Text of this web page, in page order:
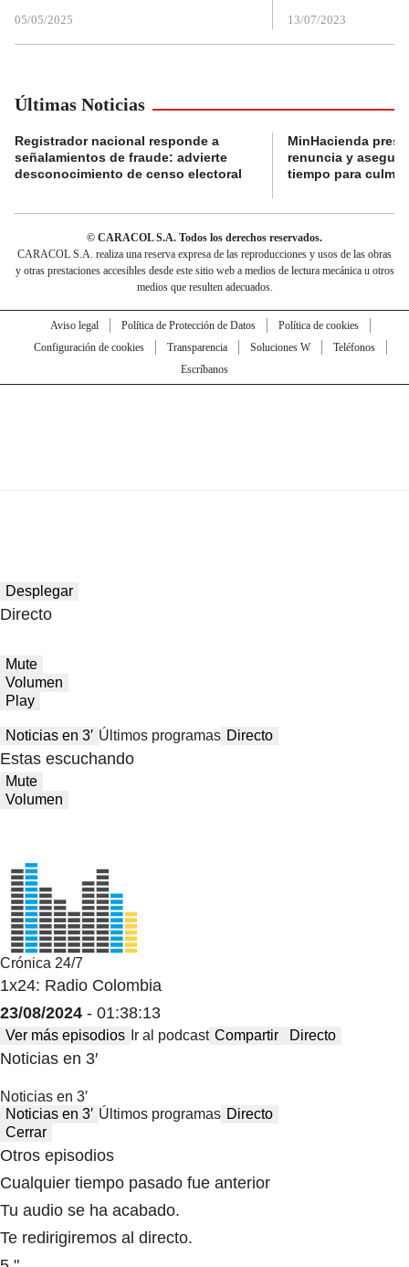
05/05/2025 13/07/2023
Últimas Noticias
Registrador nacional responde a
señalamientos de fraude: advierte
desconocimiento de censo electoral
MinHacienda
renuncia y
tiempo para
© CARACOL S.A. Todos los derechos reservados.
CARACOL S.A. realiza una reserva expresa de las reproducciones y usos de las obras
y otras prestaciones accesibles desde este sitio web a medios de lectura mecánica u otros
medios que resulten adecuados.
Aviso legal Política de Protección de Datos
Política de cookies
Configuración de cookies
Transparencia Soluciones W
Teléfonos
Escríbanos
Desplegar
Directo
Mute
Volumen
Play
Noticias en 3′ Últimos programas Directo
Estas escuchando
Mute
Volumen
Crónica 24/7
1x24: Radio Colombia
23/08/2024 - 01:38:13
Ver más episodios Ir al podcast Compartir Directo
Noticias en 3′
Noticias en 3′
Noticias en 3′ Últimos programas Directo
Cerrar
Otros episodios
Cualquier tiempo pasado fue anterior
Tu audio se ha acabado.
Te redirigiremos al directo.